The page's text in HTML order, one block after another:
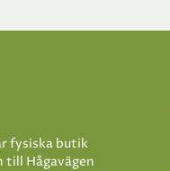
fysiska butik
till Hågavägen